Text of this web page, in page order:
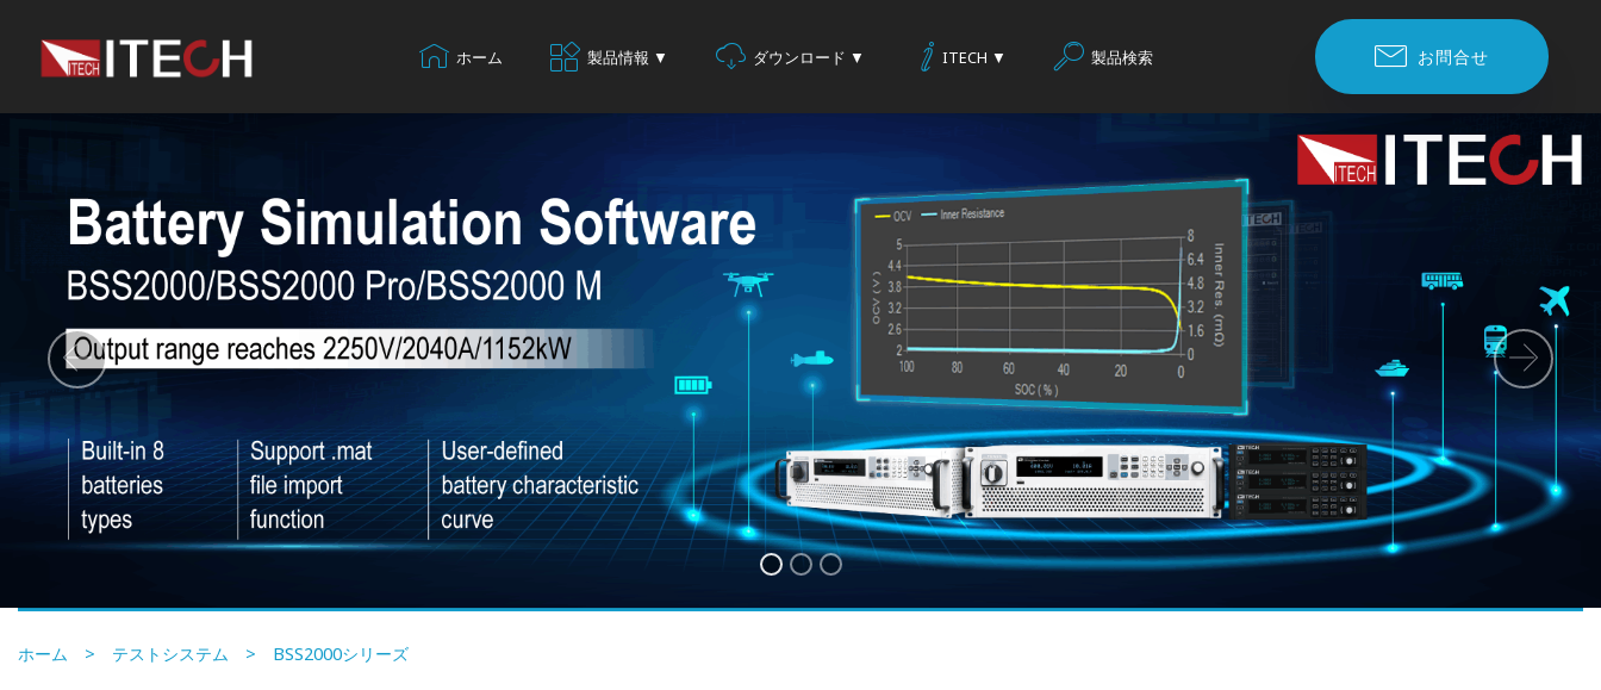
ホーム 製品情報 ▼ ダウンロード ▼ ITECH ▼ 製品検索 お問合せ
Previous
ホーム > テストシステム > BSS2000シリーズ